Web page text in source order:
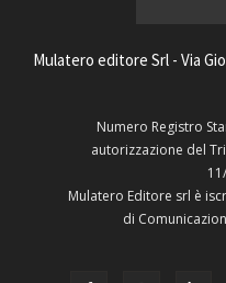
Mulatero editore Srl - Via
Numero Registro
autorizzazione del
Mulatero Editore srl è
di